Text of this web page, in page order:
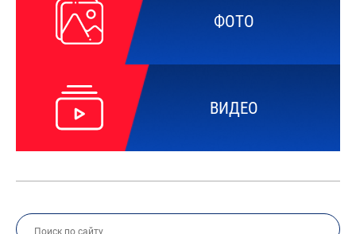
ФОТО
ВИДЕО